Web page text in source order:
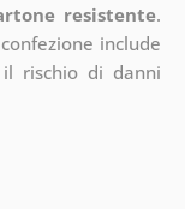
resistente.
include
il rischio di danni